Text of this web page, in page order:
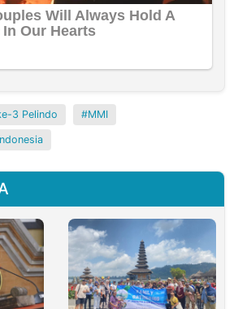
3 Pelindo MMI